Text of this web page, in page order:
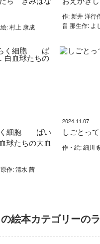
: 村上 康成
作: 新井 洋行
畠 那生作: よ
細胞 ばい
球たちの大血
作: 清水 茜
2024.11.07
しごとっ
作・絵: 細川
絵本カテゴリーの